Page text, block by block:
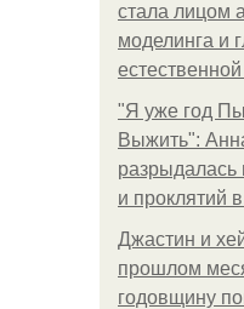
стала лицом
моделинга и
"Я уже год
Выжить":
разрыдалась
и проклятий в
Джастин и
прошлом
годовщину